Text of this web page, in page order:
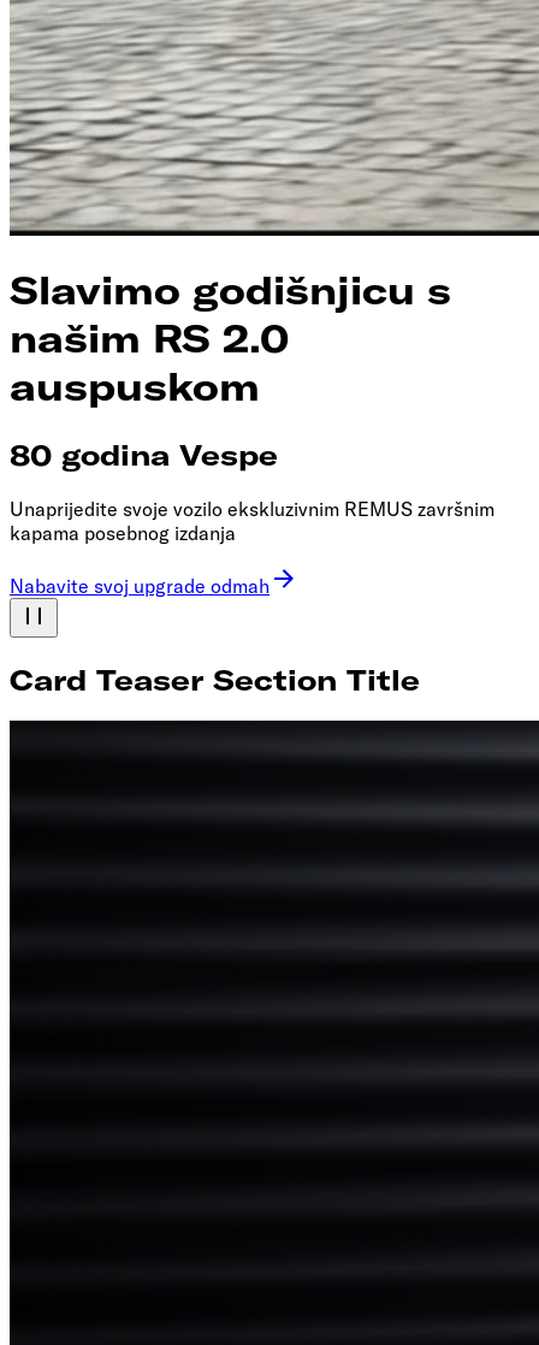
Slavimo godišnjicu s
našim RS 2.0
auspuskom
80 godina Vespe
Unaprijedite svoje vozilo ekskluzivnim REMUS završnim
kapama posebnog izdanja
Nabavite svoj upgrade odmah
Card Teaser Section Title